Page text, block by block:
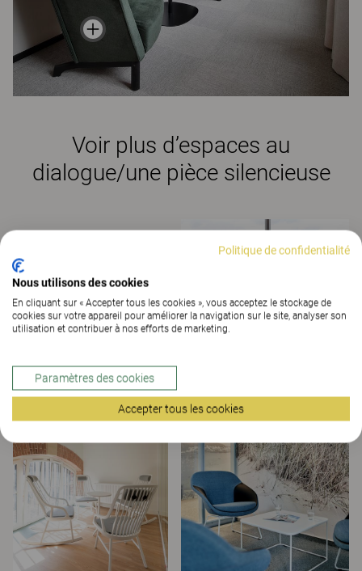
Voir plus d’espaces au
dialogue/une pièce silencieuse
Politique de confidentialité
Nous utilisons des cookies
En cliquant sur « Accepter tous les cookies », vous acceptez le stockage de
cookies sur votre appareil pour améliorer la navigation sur le site, analyser son
utilisation et contribuer à nos efforts de marketing.
Paramètres des cookies
Accepter tous les cookies